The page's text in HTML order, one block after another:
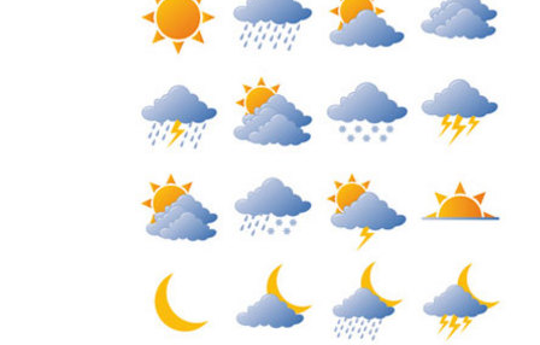
تطلب الإنصاف